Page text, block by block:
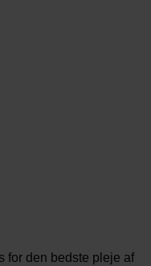
for den bedste pleje af